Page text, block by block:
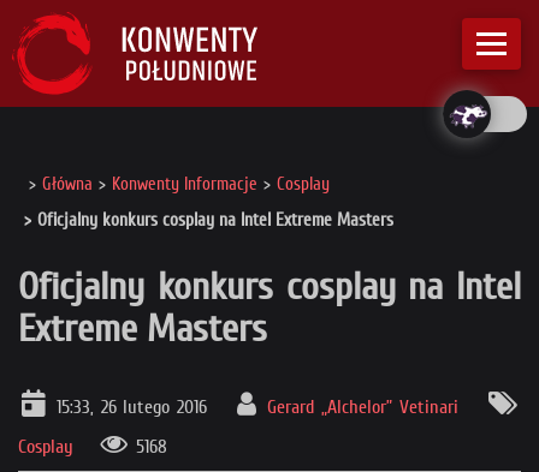
Główna Konwenty Informacje
Cosplay
Oficjalny konkurs cosplay na Intel Extreme Masters
Oficjalny konkurs cosplay na Intel
Extreme Masters
15:33, 26 lutego 2016
Gerard „Alchelor” Vetinari
Cosplay
5168